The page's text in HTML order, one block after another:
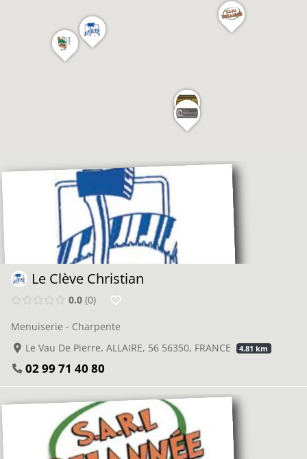
Le Clève Christian
0.0 0
Menuiserie - Charpente
Le Vau De Pierre, ALLAIRE, 56 56350, FRANCE
4.81 km
02 99 71 40 80